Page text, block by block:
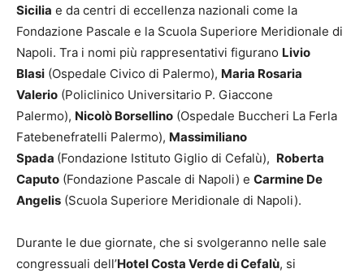
Sicilia e da centri di eccellenza nazionali come la
Fondazione Pascale e la Scuola Superiore Meridionale di
Napoli. Tra i nomi più rappresentativi figurano Livio
Blasi (Ospedale Civico di Palermo), Maria Rosaria
Valerio (Policlinico Universitario P. Giaccone
Palermo), Nicolò Borsellino (Ospedale Buccheri La Ferla
Fatebenefratelli Palermo), Massimiliano
Spada (Fondazione Istituto Giglio di Cefalù), Roberta
Caputo (Fondazione Pascale di Napoli) e Carmine De
Angelis (Scuola Superiore Meridionale di Napoli).
Durante le due giornate, che si svolgeranno nelle sale
congressuali dell’Hotel Costa Verde di Cefalù, si